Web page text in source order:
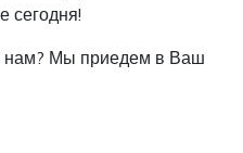
сегодня!
нам? Мы приедем в Ваш